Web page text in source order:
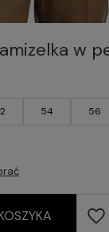
w
54 56